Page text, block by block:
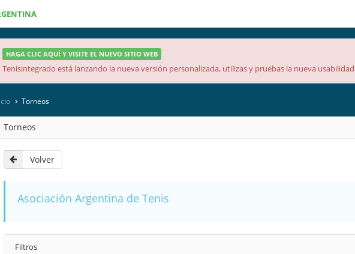
HAGA CLIC AQUÍ Y VISITE EL NUEVO SITIO WEB
Tenisintegrado está lanzando la nueva versión personalizada, utilizas y pruebas la nueva
Torneos
Torneos
Volver
Asociación Argentina de Tenis
Filtros